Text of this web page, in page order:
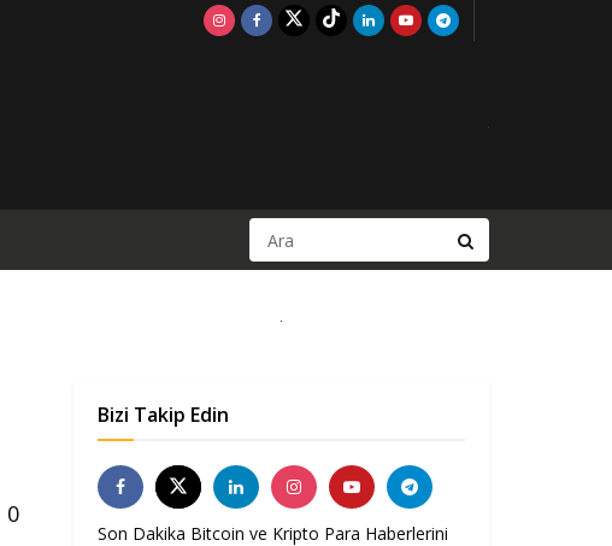
0
Bizi Takip Edin
Son Dakika Bitcoin ve Kripto Para Haberlerini